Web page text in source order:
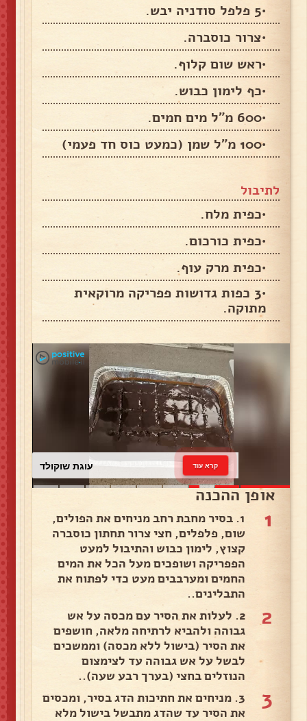
•5 פלפל סודניה יבש.
•צרור כוסברה.
•ראש שום קלוף.
•כף לימון כבוש.
•600 מ״ל מים חמים.
•100 מ״ל שמן (כמעט כוס חד פעמי)
לתיבול
•כפית מלח.
•כפית כורכום.
•כפית מרק עוף.
•3 כפות גדושות פפריקה מרוקאית
מתוקה.
עוגת שוקולד קרא עוד
אופן ההכנה
1
1. בסיר מחבת רחב מניחים את הפולים,
שום, פלפלים, חצי צרור תחתון כוסברה
קצוץ, לימון כבוש והתיבול למעט
הפפריקה ושופכים מעל הכל את המים
החמים ומערבבים מעט כדי לפתוח את
התבלינים..
2
2. לעלות את הסיר עם מכסה על אש
גבוהה ולהביא לרתיחה מלאה, חושפים
את הסיר (בישול ללא מכסה) וממשכים
לבשל על אש גבוהה עד לצימצום
הנוזלים בחצי (בערך רבע שעה)..
3
3. מניחים את חתיכות הדג בסיר, ומכסים
את הסיר עד שהדג מתבשל בישול מלא